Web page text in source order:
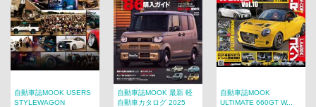
自動車誌MOOK USERS
STYLEWAGON
自動車誌MOOK 最新 軽
自動車カタログ 2025
自動車誌MOOK
ULTIMATE 660GT W...